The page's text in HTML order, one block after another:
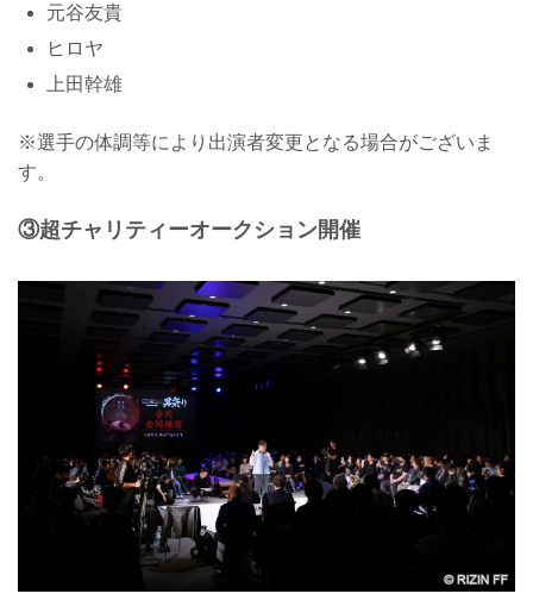
元⾕友貴
ヒロヤ
上⽥幹雄
※選手の体調等により出演者変更となる場合がございま
す。
③超チャリティーオークション開催